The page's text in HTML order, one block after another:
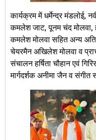
कार्यक्रम में धर्मेन्द्र मंडलोई,
कमलेश जाट, पूनम चंद मोलवा,
कमलेश मोलवा सहित अन्य
चेयरमैन अखिलेश मोलवा व
संचालन हर्षिता चौहान एवं
मार्गदर्शक अनीमा जैन व